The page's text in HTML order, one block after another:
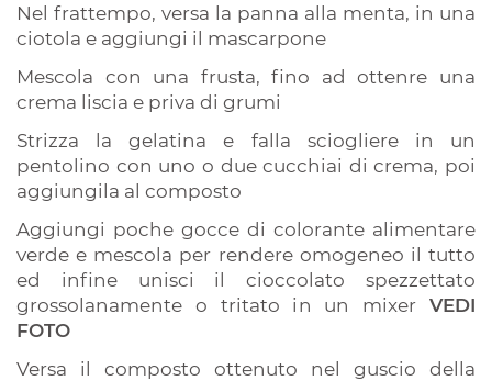
Nel frattempo, versa la panna alla menta, in una
ciotola e aggiungi il mascarpone
Mescola con una frusta, fino ad ottenre una
crema liscia e priva di grumi
Strizza la gelatina e falla sciogliere in un
pentolino con uno o due cucchiai di crema, poi
aggiungila al composto
Aggiungi poche gocce di colorante alimentare
verde e mescola per rendere omogeneo il tutto
ed infine unisci il cioccolato spezzettato
grossolanamente o tritato in un mixer VEDI
FOTO
Versa il composto ottenuto nel guscio della